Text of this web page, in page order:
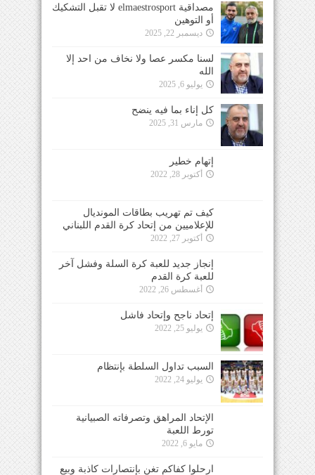
مصداقية elmaestrosport لا تقبل التشكيك
أو التوهين
ديسمبر 22, 2025
لسنا مكسر عصا ولا نخاف من احد إلا
الله
يوليو 6, 2025
كل إناء بما فيه ينضح
مارس 31, 2025
إتهام خطير
أكتوبر 28, 2022
كيف تم تهريب بطاقات المونديال
للإعلاميين من إتحاد كرة القدم اللبناني
أكتوبر 27, 2022
إنجاز جديد للعبة كرة السلة وفشل آخر
للعبة كرة القدم
أغسطس 26, 2022
إتحاد ناجح وإتحاد فاشل
يوليو 25, 2022
السبب تداول السلطة بإنتظام
يوليو 24, 2022
الإتحاد المراهق وتصرفاته الصبيانية
تورط اللعبة
مايو 6, 2022
ارحلوا كفاكم تغنٍ بإنتصارات كاذبة وبيع